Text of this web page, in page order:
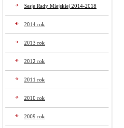
Sesje Rady Miejskiej 2014-2018
2014 rok
2013 rok
2012 rok
2011 rok
2010 rok
2009 rok